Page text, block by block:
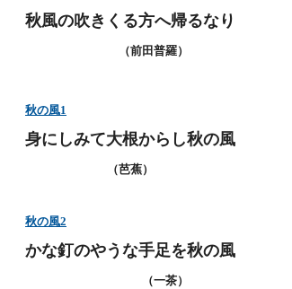
秋風の吹きくる方へ帰るなり
（前田普羅）
秋の風1
身にしみて大根からし秋の風
（芭蕉）
秋の風2
かな釘のやうな手足を秋の風
（一茶）